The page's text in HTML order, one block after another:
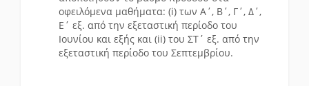
οφειλόμενα μαθήματα: (i) των Α΄, Β΄, Γ΄, Δ΄,
Ε΄ εξ. από την εξεταστική περίοδο του
Ιουνίου και εξής και (ii) του ΣΤ΄ εξ. από την
εξεταστική περίοδο του Σεπτεμβρίου.